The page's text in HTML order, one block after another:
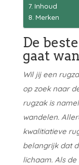
Inhoud
Merken
De
gaat
Wil jij een
op zoek naar
rugzak is
wandelen.
kwalitiatieve
belangrijk dat
lichaam. Als